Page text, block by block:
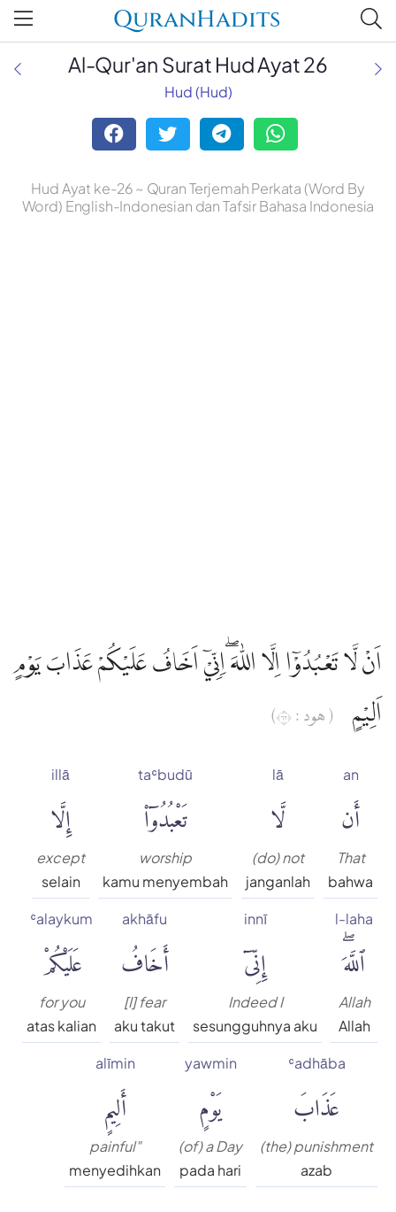
QuranHadits
Al-Qur'an Surat Hud Ayat 26
Hud (Hud)
Hud Ayat ke-26 ~ Quran Terjemah Perkata (Word By
Word) English-Indonesian dan Tafsir Bahasa Indonesia
اَنْ لَّا تَعْبُدُوْٓا اِلَّا اللّٰهَ ۖاِنِّيْٓ اَخَافُ عَلَيْكُمْ عَذَابَ يَوْمٍ
اَلِيْمٍ
( هود : ٢٦)
an
أَن
That
bahwa
lā
لَّا
(do) not
janganlah
taʿbudū
تَعْبُدُوٓا۟
worship
kamu menyembah
illā
إِلَّا
except
selain
l-laha
ٱللَّهَۖ
Allah
Allah
innī
إِنِّىٓ
Indeed I
sesungguhnya aku
akhāfu
أَخَافُ
[I] fear
aku takut
ʿalaykum
عَلَيْكُمْ
for you
atas kalian
ʿadhāba
عَذَابَ
(the) punishment
azab
yawmin
يَوْمٍ
(of) a Day
pada hari
alīmin
أَلِيمٍ
painful"
menyedihkan